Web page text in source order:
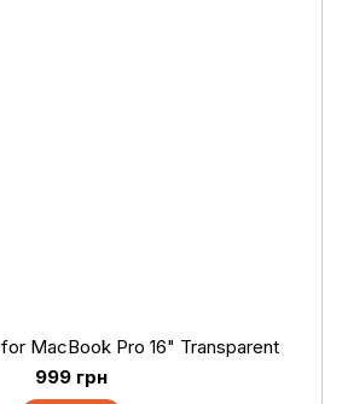
MacBook Pro 16" Transparent
999 грн